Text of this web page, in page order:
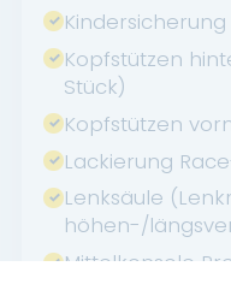
Kopfstützen
Stück)
Kopfstützen
Lackierung
Lenksäule
höhen-/
Mittelkonsole